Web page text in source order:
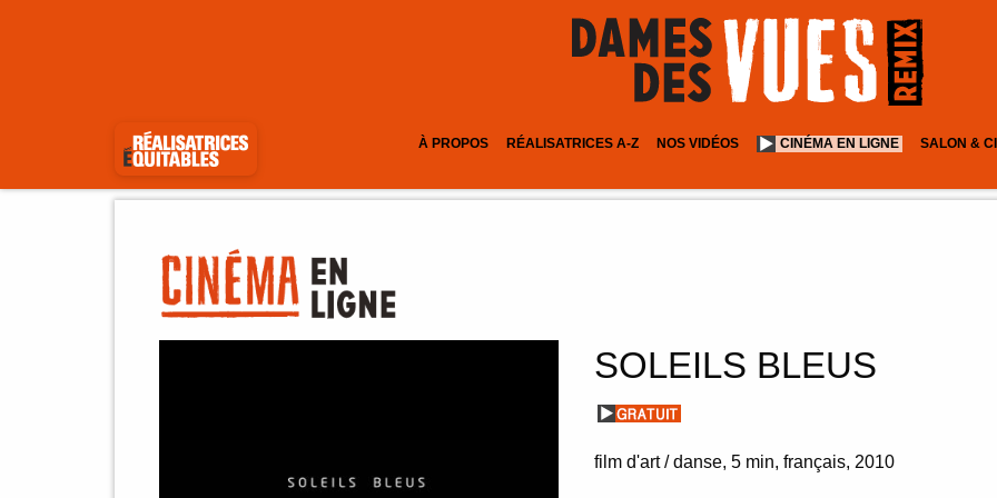
À PROPOS RÉALISATRICES A-Z NOS VIDÉOS CINÉMA EN LIGNE SALON &
SOLEILS BLEUS
film d'art / danse 5 min français 2010